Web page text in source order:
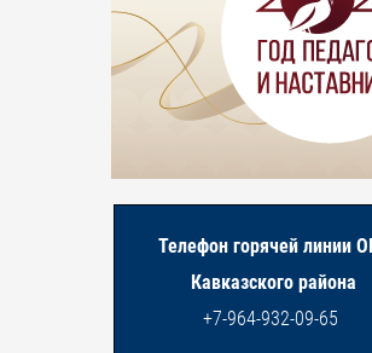
Телефон горячей линии
Кавказского района
+7-964-932-09-65